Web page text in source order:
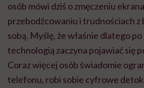
osób mówi dziś o zmęczeniu
przebodźcowaniu i trudnościach z
sobą. Myślę, że właśnie dlatego
technologią zaczyna pojawiać się
Coraz więcej osób świadomie
telefonu, robi sobie cyfrowe